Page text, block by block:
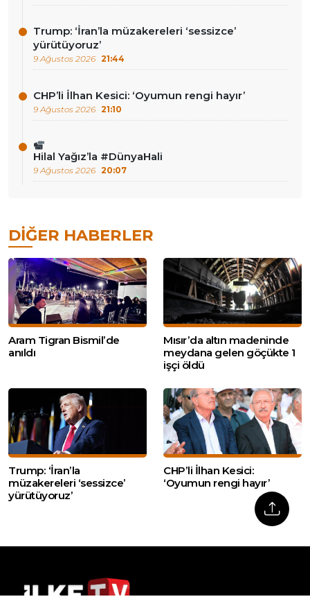
Trump: ‘İran’la müzakereleri ‘sessizce’
yürütüyoruz’
9 Ağustos 2026 21:44
CHP’li İlhan Kesici: ‘Oyumun rengi hayır’
9 Ağustos 2026 21:10
Hilal Yağız’la #DünyaHali
9 Ağustos 2026 20:07
DIĞER HABERLER
Aram Tigran Bismil’de
anıldı
Mısır’da altın madeninde
meydana gelen göçükte 1
işçi öldü
Trump: ‘İran’la
müzakereleri ‘sessizce’
yürütüyoruz’
CHP’li İlhan Kesici:
‘Oyumun rengi hayır’